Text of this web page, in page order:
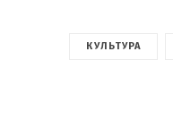
КУЛЬТУРА